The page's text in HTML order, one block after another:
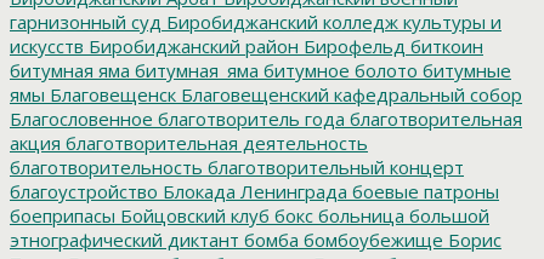
гарнизонный суд Биробиджанский колледж культуры и
искусств Биробиджанский район Бирофельд биткоин
битумная яма битумная_яма битумное болото битумные
ямы Благовещенск Благовещенский кафедральный собор
Благословенное благотворитель года благотворительная
акция благотворительная деятельность
благотворительность благотворительный концерт
благоустройство Блокада Ленинграда боевые патроны
боеприпасы Бойцовский клуб бокс больница большой
этнографический диктант бомба бомбоубежище Борис